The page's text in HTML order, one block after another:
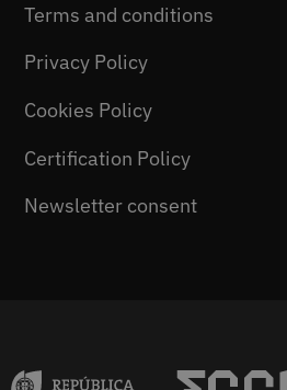
Terms and conditions
Privacy Policy
Cookies Policy
Certification Policy
Newsletter consent